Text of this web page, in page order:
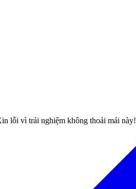
lỗi vì trải nghiệm không thoải mái này!